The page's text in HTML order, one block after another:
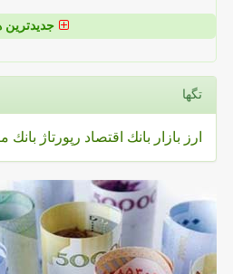
جدیدترین
تگها
ارز بازار بانك اقتصاد رپورتاژ بانك